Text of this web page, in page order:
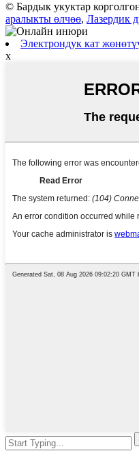
© Бардык укуктар
аралыкты өлчөө, Лазердик
Электрондук кат
x